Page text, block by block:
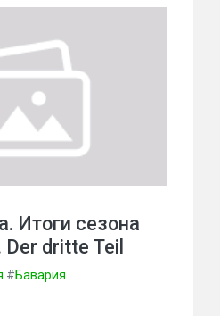
Итоги сезона
dritte Teil
#Бавария